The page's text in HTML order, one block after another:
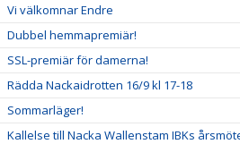
Vi välkomnar Endre
Dubbel hemmapremiär!
SSL-premiär för damerna!
Rädda Nackaidrotten 16/9 kl 17-18
Sommarläger!
Kallelse till Nacka Wallenstam IBKs